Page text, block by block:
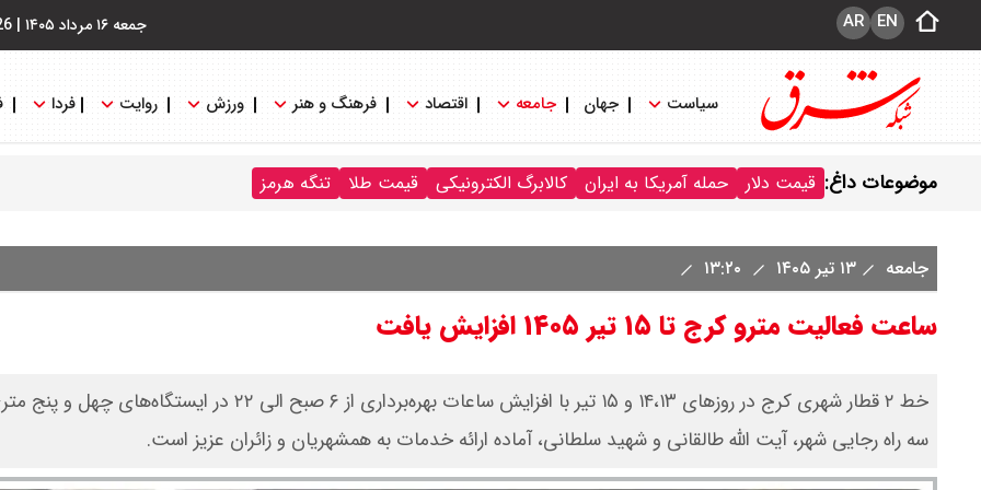
جمعه ۱۶ مرداد ۱۴۰۵ | EN
AR
سیاست جهان جامعه اقتصاد فرهنگ و هنر ورزش روایت فردا
موضوعات داغ: قیمت دلار حمله آمریکا به ایران کالابرگ الکترونیکی قیمت طلا تنگه هرمز
جامعه ۱۳ تیر ۱۴۰۵
ساعت فعالیت مترو کرج تا ۱۵ تیر ۱۴۰۵ افزایش یافت
خط ۲ قطار شهری کرج در روزهای ۱۴،۱۳ و ۱۵ تیر با افزایش ساعات بهره‌برداری از ۶ صبح الی ۲۲ در
سه راه رجایی شهر، آیت الله طالقانی و شهید سلطانی، آماده ارائه خدمات به همشهریان و زائران عزیز است.